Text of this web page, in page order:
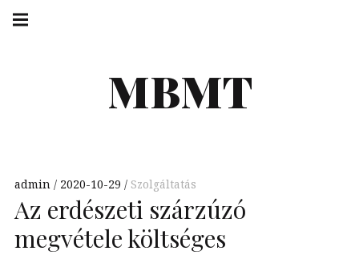
Skip
MBMT
navigation
admin 2020-10-29 Szolgáltatás
Az erdészeti szárzúzó
megvétele költséges